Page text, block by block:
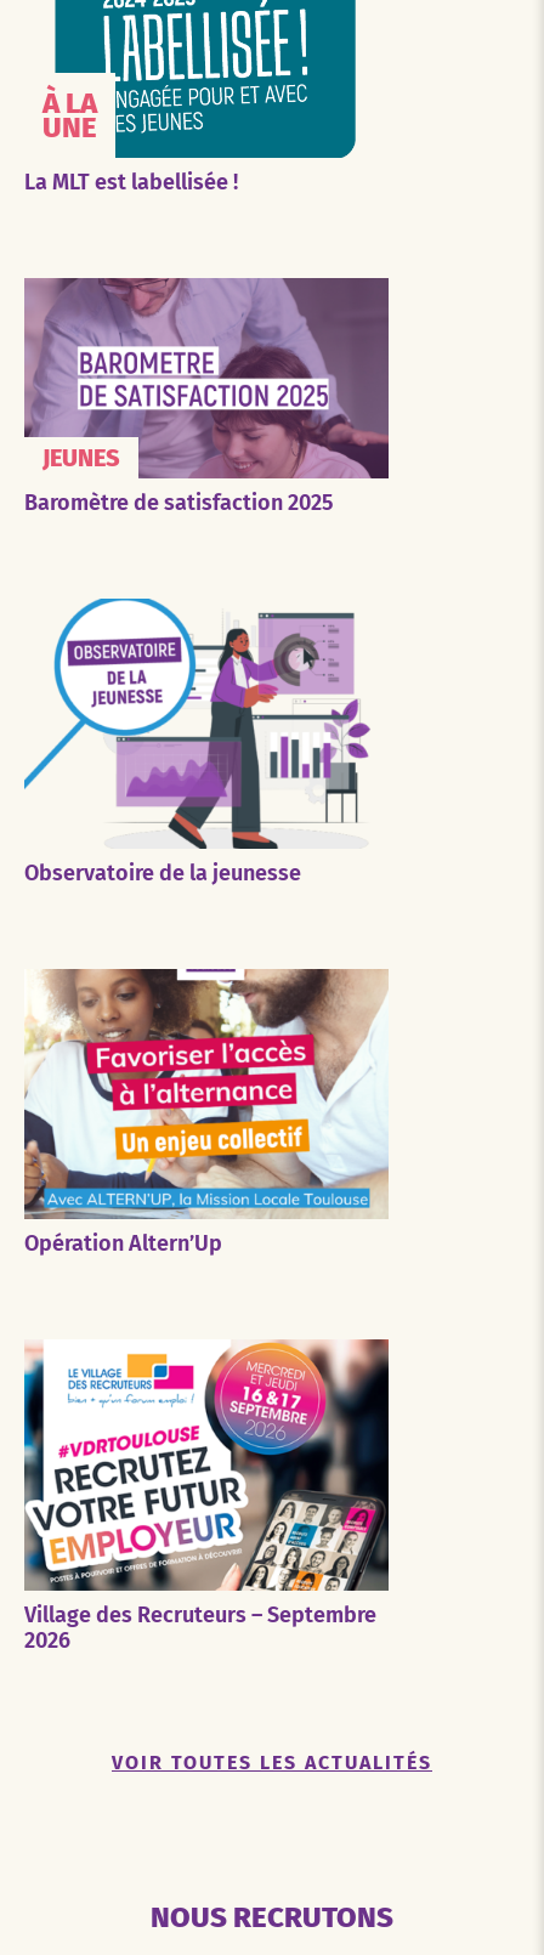
À LA
UNE
La MLT est labellisée !
JEUNES
Baromètre de satisfaction 2025
Observatoire de la jeunesse
Opération Altern’Up
Village des Recruteurs – Septembre
2026
VOIR TOUTES LES ACTUALITÉS
NOUS RECRUTONS